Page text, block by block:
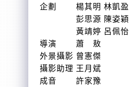
企劃 楊其明 林凱盈
彭思源 陳姿穎
黃靖婷 呂佩怡
導演 蕭 敖
外景攝影 曾憲傑
攝影助理 王月斌
成音 許家豫